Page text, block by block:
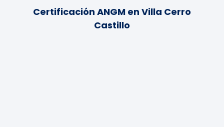
Certificación ANGM en Villa Cerro
Castillo